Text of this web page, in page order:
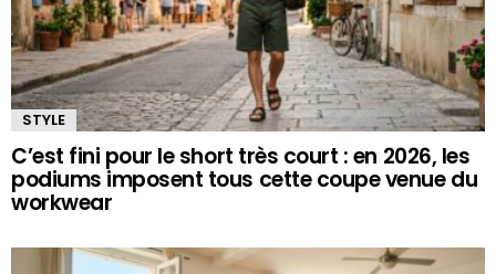
STYLE
C’est fini pour le short très court : en 2026, les
podiums imposent tous cette coupe venue du
workwear